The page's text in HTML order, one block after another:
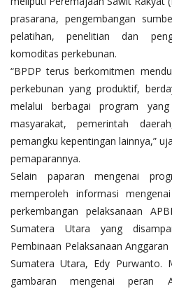
prasarana, pengembangan
pelatihan, penelitian dan
komoditas perkebunan.
“BPDP terus berkomitmen
perkebunan yang produktif,
melalui berbagai program
masyarakat, pemerintah
pemangku kepentingan lainnya,”
pemaparannya.
Selain paparan mengenai
memperoleh informasi
perkembangan pelaksanaan
Sumatera Utara yang
Pembinaan Pelaksanaan
Sumatera Utara, Edy Purwanto.
gambaran mengenai peran